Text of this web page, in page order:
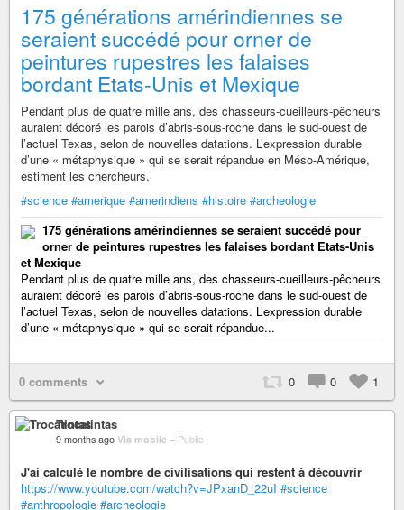
175 générations amérindiennes se
seraient succédé pour orner de
peintures rupestres les falaises
bordant Etats-Unis et Mexique
Pendant plus de quatre mille ans, des chasseurs-cueilleurs-pêcheurs
auraient décoré les parois d’abris-sous-roche dans le sud-ouest de
l’actuel Texas, selon de nouvelles datations. L’expression durable
d’une « métaphysique » qui se serait répandue en Méso-Amérique,
estiment les chercheurs.
#science #amerique #amerindiens #histoire #archeologie
175 générations amérindiennes se seraient succédé pour
orner de peintures rupestres les falaises bordant Etats-Unis
et Mexique
Pendant plus de quatre mille ans, des chasseurs-cueilleurs-pêcheurs
auraient décoré les parois d’abris-sous-roche dans le sud-ouest de
l’actuel Texas, selon de nouvelles datations. L’expression durable
d’une « métaphysique » qui se serait répandue...
0 comments 0 0 1
Trocatintas
9 months ago Via mobile – Public
J'ai calculé le nombre de civilisations qui restent à découvrir
https://www.youtube.com/watch?v=JPxanD_22uI #science
#anthropologie #archeologie